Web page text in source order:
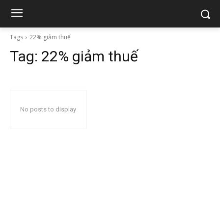
Tags 22% giảm thuế
Tag: 22% giảm thuế
No posts to display